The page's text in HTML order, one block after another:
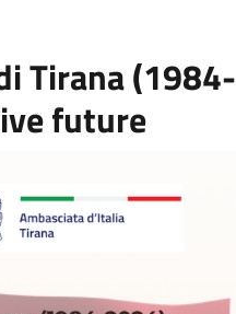
Tirana (1984-
future